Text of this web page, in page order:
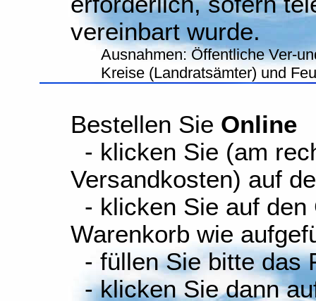
vereinbart wurde.
Ausnahmen: Öffentliche Ver-
Kreise (Landratsämter) und
Bestellen Sie Online
- klicken Sie (am
Versandkosten) auf
- klicken Sie auf
Warenkorb wie
- füllen Sie bitte das
- klicken Sie dann